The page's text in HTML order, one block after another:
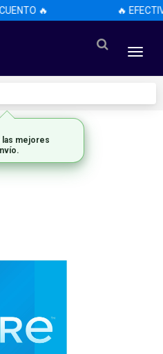
🔥 🔥
Procesadores
las mejores